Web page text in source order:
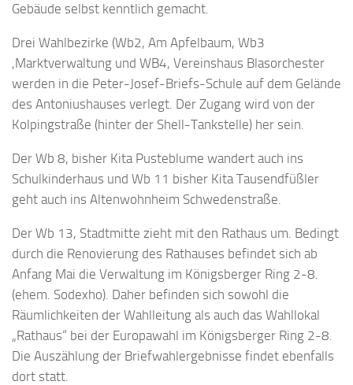
Gebäude selbst kenntlich gemacht.
Drei Wahlbezirke (Wb2, Am Apfelbaum, Wb3
,Marktverwaltung und WB4, Vereinshaus Blasorchester
werden in die Peter-Josef-Briefs-Schule auf dem Gelände
des Antoniushauses verlegt. Der Zugang wird von der
Kolpingstraße (hinter der Shell-Tankstelle) her sein.
Der Wb 8, bisher Kita Pusteblume wandert auch ins
Schulkinderhaus und Wb 11 bisher Kita Tausendfüßler
geht auch ins Altenwohnheim Schwedenstraße.
Der Wb 13, Stadtmitte zieht mit den Rathaus um. Bedingt
durch die Renovierung des Rathauses befindet sich ab
Anfang Mai die Verwaltung im Königsberger Ring 2-8.
(ehem. Sodexho). Daher befinden sich sowohl die
Räumlichkeiten der Wahlleitung als auch das Wahllokal
„Rathaus“ bei der Europawahl im Königsberger Ring 2-8.
Die Auszählung der Briefwahlergebnisse findet ebenfalls
dort statt.